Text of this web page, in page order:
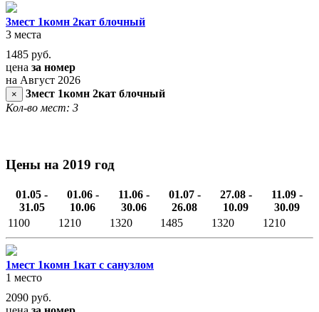
3мест 1комн 2кат блочный
3 места
1485 руб.
цена за номер
на Август 2026
×
3мест 1комн 2кат блочный
Кол-во мест: 3
Цены на 2019 год
01.05 -
31.05
01.06 -
10.06
11.06 -
30.06
01.07 -
26.08
27.08 -
10.09
11.09 -
30.09
1100
1210 1320 1485 1320 1210
1мест 1комн 1кат с санузлом
1 место
2090 руб.